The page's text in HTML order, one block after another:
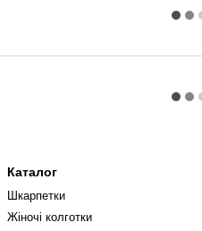
Каталог
Шкарпетки
Жіночі колготки